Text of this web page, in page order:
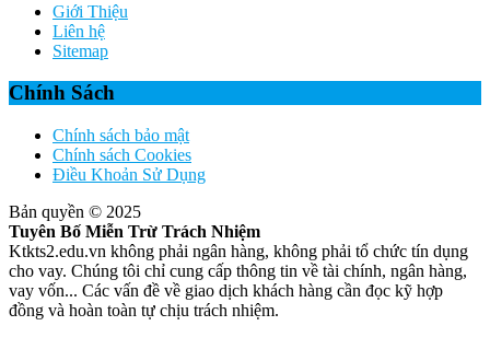
Giới Thiệu
Liên hệ
Sitemap
Chính Sách
Chính sách bảo mật
Chính sách Cookies
Điều Khoản Sử Dụng
Bản quyền © 2025
Tuyên Bố Miễn Trừ Trách Nhiệm
Ktkts2.edu.vn không phải ngân hàng, không phải tổ chức tín dụng
cho vay. Chúng tôi chỉ cung cấp thông tin về tài chính, ngân hàng,
vay vốn... Các vấn đề về giao dịch khách hàng cần đọc kỹ hợp
đồng và hoàn toàn tự chịu trách nhiệm.